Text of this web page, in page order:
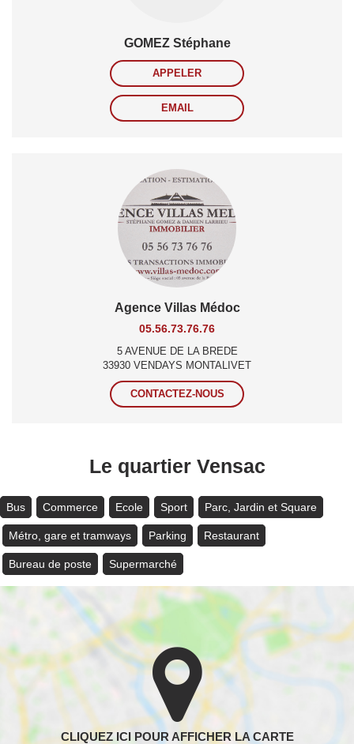
GOMEZ Stéphane
APPELER
EMAIL
Agence Villas Médoc
05.56.73.76.76
5 AVENUE DE LA BREDE
33930 VENDAYS MONTALIVET
CONTACTEZ-NOUS
Le quartier Vensac
Bus Commerce Ecole Sport Parc, Jardin et Square
Métro, gare et tramways Parking Restaurant
Bureau de poste Supermarché